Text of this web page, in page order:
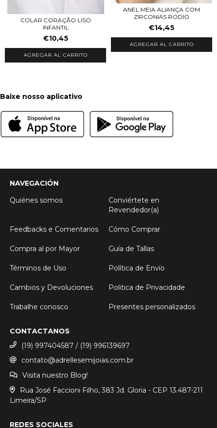
COLAR CORAÇÃO LISO
INFANTIL
€10,45
AGREGAR AL CARRITO
ANEL MEIA ALIANÇA COM
ZIRCONIAS RODIO
€14,45
AGREGAR AL CARRITO
Baixe nosso aplicativo
NAVEGACIÓN
Quiénes somos
Conviértete en
Revendedor(a)
Feedbacks e Comentarios Cómo Comprar
Compra al por Mayor Guía de Tallas
Términos de Uso Política de Envío
Cambios y Devoluciones Politica de Privacidade
Trabalhe conosco Presentes personalizados
CONTACTANOS
(19) 997404587 / (19) 996139697
contato@adrellesemijoias.com.br
Visita nuestro Blog!
Rua José Faccioni Filho, 383 Jd. Gloria - CEP 13.487-211
Limeira/SP
REDES SOCIALES